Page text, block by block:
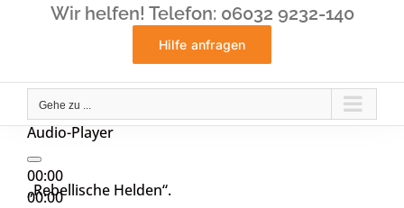
Wir helfen! Telefon: 06032 9232-140
Hilfe anfragen
Gehe zu ...
Audio-Player
00:00
00:00
„Rebellische Helden“.